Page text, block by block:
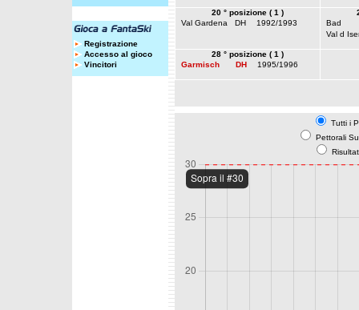
Registrazione
Accesso al gioco
Vincitori
20 ° posizione ( 1 )
Val Gardena
DH 1992/1993
Bad
Val d
28 ° posizione ( 1 )
Garmisch
DH 1995/1996
Tutti i
Pettorali